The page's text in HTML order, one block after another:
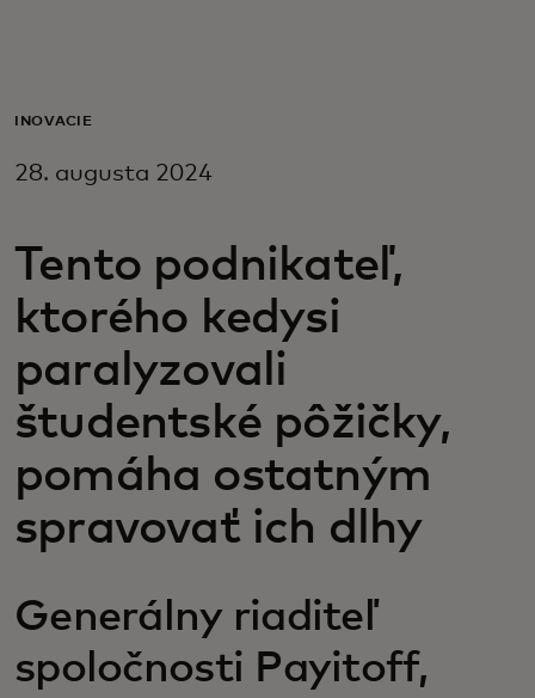
Pre firmy
Pre inovátorov
Novinky a trendy
INOVÁCIE
28. augusta 2024
Tento podnikateľ,
ktorého kedysi
paralyzovali
študentské pôžičky,
pomáha ostatným
spravovať ich dlhy
Generálny riaditeľ
spoločnosti Payitoff,